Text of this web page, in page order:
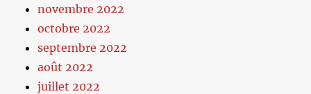
novembre 2022
octobre 2022
septembre 2022
août 2022
juillet 2022